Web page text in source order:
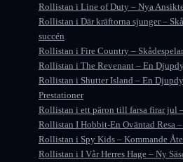
Rollistan i Line of Duty – Nya
Rollistan i Där kräftorna sjunger –
succén
Rollistan i Fire Country –
Rollistan i The Revenant – En
Rollistan i Shutter Island – En
Prestationer
Rollistan i ett päron till farsa firar jul
Rollistan I Hobbit-En Oväntad Resa
Rollistan i Spy Kids – Kommande
Rollistan i I Vår Herres Hage – Ny